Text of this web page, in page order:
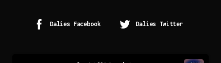
Dalies Facebook Dalies Twitter